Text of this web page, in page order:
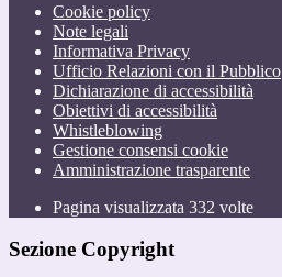
Cookie policy
Note legali
Informativa Privacy
Ufficio Relazioni con il Pubblico
Dichiarazione di accessibilità
Obiettivi di accessibilità
Whistleblowing
Gestione consensi cookie
Amministrazione trasparente
Pagina visualizzata 332 volte
Sezione Copyright